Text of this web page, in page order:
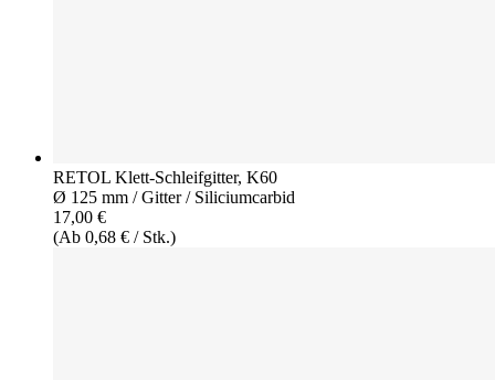
RETOL Klett-Schleifgitter, K60
Ø 125 mm / Gitter / Siliciumcarbid
17,00 €
(Ab 0,68 € / Stk.)